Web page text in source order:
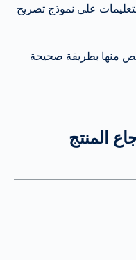
على نموذج تصريح
منها بطريقة صحيحة